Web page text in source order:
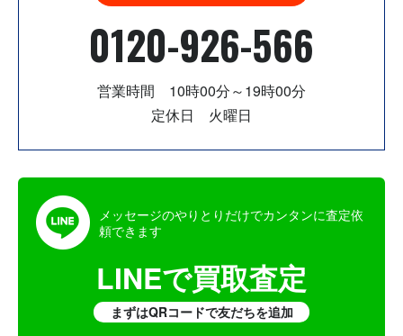
0120-926-566
営業時間 10時00分～19時00分
定休日 火曜日
メッセージのやりとりだけでカンタンに査定依
頼できます
LINEで買取査定
まずはQRコードで友だちを追加